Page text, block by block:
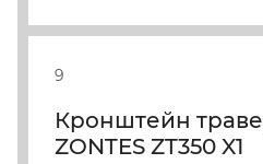
9
Кронштейн
ZONTES ZT350 X1